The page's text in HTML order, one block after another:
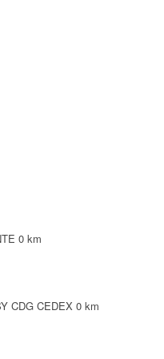
CDG CEDEX
CDG CEDEX
CDG CEDEX
0 km
CDG CEDEX 0 km